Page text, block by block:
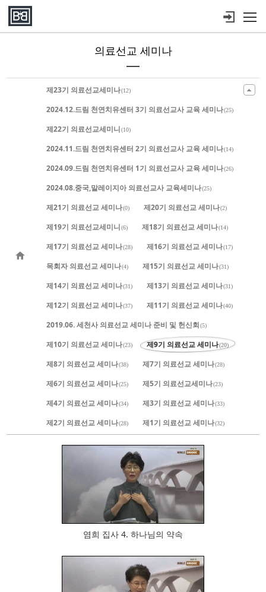
의료선교 세미나
제23기 의료선교세미나(12)
2024.12.드림 천연치유센터 3기 의료선교사 교육 세미나(25)
제22기 의료선교세미니(10)
2024.11.드림 천연치유센터 2기 의료선교사 교육 세미나(14)
2024.09.드림 천연치유센터 1기 의료선교사 교육 세미나(26)
2024.08.중국,말레이지아 의료선교사 교육세미나(25)
제21기 의료선교 세미나(0) 제20기 의료선교 세미나(2)
제19기 의료선교세미니(6) 제18기 의료선교 세미나(14)
제17기 의료선교 세미나(28) 제16기 의료선교 세미나(17)
목회자 의료선교 세미나(4) 제15기 의료선교 세미나(31)
제14기 의료선교 세미나(31) 제13기 의료선교 세미나(31)
제12기 의료선교 세미나(37) 제11기 의료선교 세미나(40)
2019.06. 세천사 의료선교 세미나 준비 및 헌신회(5)
제10기 의료선교 세미나(23) 제9기 의료선교 세미나(20)
제8기 의료선교 세미나(38) 제7기 의료선교 세미나(28)
제6기 의료선교 세미나(25) 제5기 의료선교세미나(23)
제4기 의료선교 세미나(34) 제3기 의료선교 세미나(33)
제2기 의료선교 세미나(28) 제1기 의료선교 세미나(32)
652
염희 집사 4. 하나님의 약속
Sketchbook5, 스케치북5
Sketchbook5, 스케치북5
Sketchbook5, 스케치북5
Sketchbook5, 스케치북5